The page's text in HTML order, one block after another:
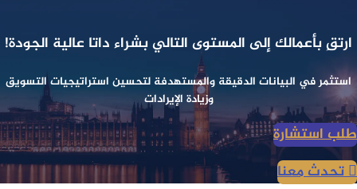
ارتقِ بأعمالك إلى المستوى التالي بشراء داتا عالية الجودة!
استثمر في البيانات الدقيقة والمستهدفة لتحسين استراتيجيات التسويق
وزيادة الإيرادات
طلب استشارة
تحدث معنا